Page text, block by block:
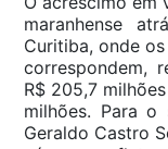
maranhense
Curitiba, onde
correspondem,
R$ 205,7
milhões. Para o
Geraldo Castro